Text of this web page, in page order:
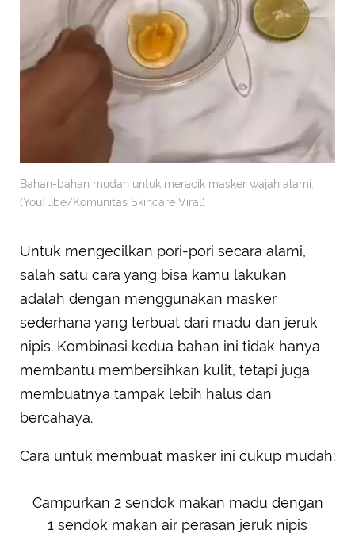
Bahan-bahan mudah untuk meracik masker wajah alami.
(YouTube/Komunitas Skincare Viral)
Untuk mengecilkan pori-pori secara alami,
salah satu cara yang bisa kamu lakukan
adalah dengan menggunakan masker
sederhana yang terbuat dari madu dan jeruk
nipis. Kombinasi kedua bahan ini tidak hanya
membantu membersihkan kulit, tetapi juga
membuatnya tampak lebih halus dan
bercahaya.
Cara untuk membuat masker ini cukup mudah:
Campurkan 2 sendok makan madu dengan
1 sendok makan air perasan jeruk nipis